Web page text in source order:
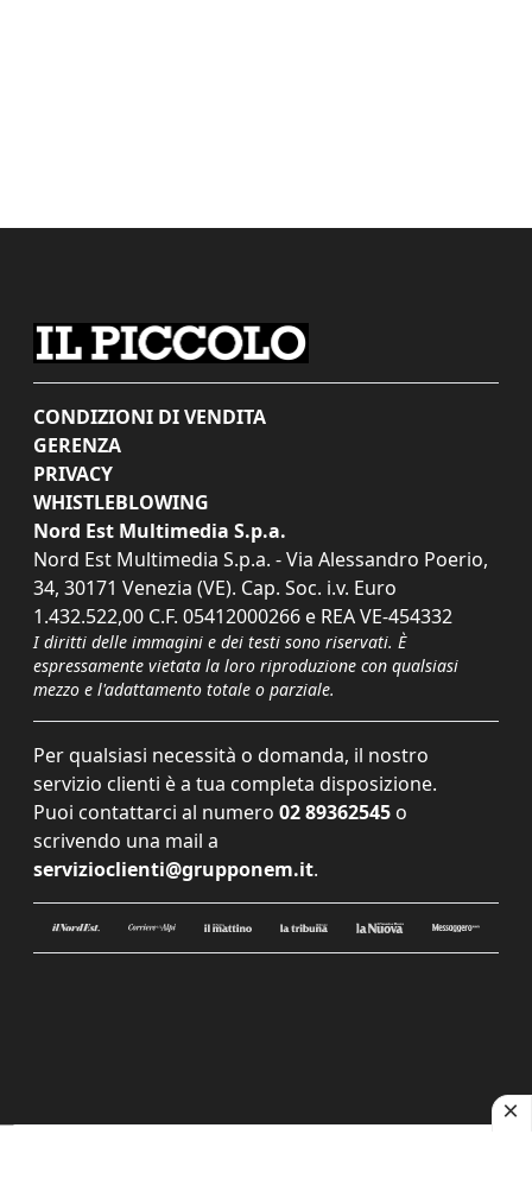
CONDIZIONI DI VENDITA
GERENZA
PRIVACY
WHISTLEBLOWING
Nord Est Multimedia S.p.a.
Nord Est Multimedia S.p.a. - Via Alessandro Poerio,
34, 30171 Venezia (VE). Cap. Soc. i.v. Euro
1.432.522,00 C.F. 05412000266 e REA VE-454332
I diritti delle immagini e dei testi sono riservati. È
espressamente vietata la loro riproduzione con qualsiasi
mezzo e l'adattamento totale o parziale.
Per qualsiasi necessità o domanda, il nostro
servizio clienti è a tua completa disposizione.
Puoi contattarci al numero 02 89362545 o
scrivendo una mail a
servizioclienti@grupponem.it.